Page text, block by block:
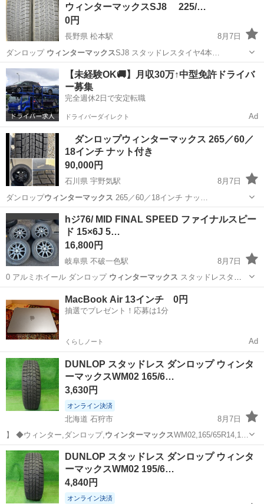
ウィンターマックスSJ8 225/…
0円
長野県 松本駅
8月7日
ダンロップ ウィンターマックス SJ8 スタッドレスタイヤ4本…
長野 松本市 松本駅 タイヤ、ホイール
【未経験OK🚚】月収30万↑中型免許ドライバ
ー募集
完全週休2日で安定転職
ドライバーダイレクト Ad
ダンロップウィンターマックス 265／60／
18インチ ナット付き
90,000円
石川県 宇野気駅
8月7日
ダンロップウィンターマックス 265／60／18インチ ナッ…
石川 かほく市
hジ76/ MID FINAL SPEED ファイナルスピー
ド 15×6J 5…
16,800円
岐阜県 不破一色駅
8月7日
0 アルミホイール ダンロップ ウィンターマックス スタッドレスタイ
ヤ 195/6…
タイヤ、ホイール
MacBook Air 13インチ 0円
抽選でプレゼント！応募は1分
くらしノート Ad
DUNLOP スタッドレス ダンロップ ウィンタ
ーマックスWM02 165/6…
3,630円
オンライン決済
北海道 石狩市
8月7日
】 ◆ウィンター,ダンロップ,ウィンターマックスWM02,165/65R14,1…
北海道 石狩市 タイヤ、ホイール ウィンターマックス
DUNLOP スタッドレス ダンロップ ウィンタ
ーマックスWM02 195/6…
4,840円
オンライン決済